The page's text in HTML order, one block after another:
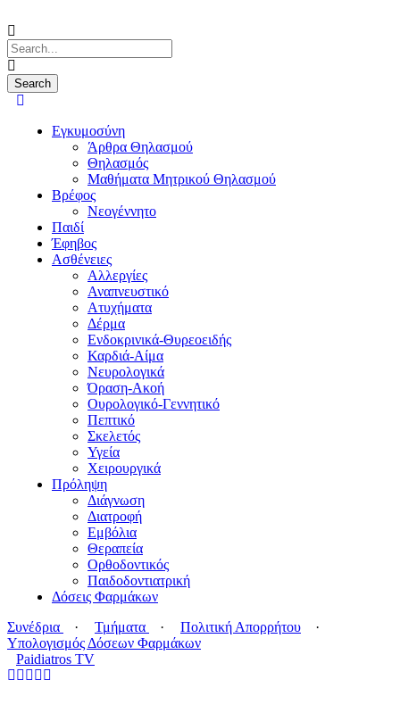
Εγκυμοσύνη
Άρθρα Θηλασμού
Θηλασμός
Μαθήματα Μητρικού Θηλασμού
Βρέφος
Νεογέννητο
Παιδί
Έφηβος
Ασθένειες
Αλλεργίες
Αναπνευστικό
Ατυχήματα
Δέρμα
Ενδοκρινικά-Θυρεοειδής
Καρδιά-Αίμα
Νευρολογικά
Όραση-Ακοή
Ουρολογικό-Γεννητικό
Πεπτικό
Σκελετός
Υγεία
Χειρουργικά
Πρόληψη
Διάγνωση
Διατροφή
Εμβόλια
Θεραπεία
Ορθοδοντικός
Παιδοδοντιατρική
Δόσεις Φαρμάκων
Συνέδρια
· Τμήματα · Πολιτική Απορρήτου
·
Υπολογισμός Δόσεων Φαρμάκων
Paidiatros TV